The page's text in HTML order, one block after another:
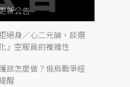
新公告
絕身／心二元論，談選
」空服員的複雜性
該怎麼做？俄烏戰爭經
醒